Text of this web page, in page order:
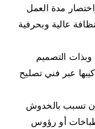
مدة العمل
عالية وبحرفية
وبذات التصميم
عبر فني تصليح
تسبب بالخدوش
أو رؤوس